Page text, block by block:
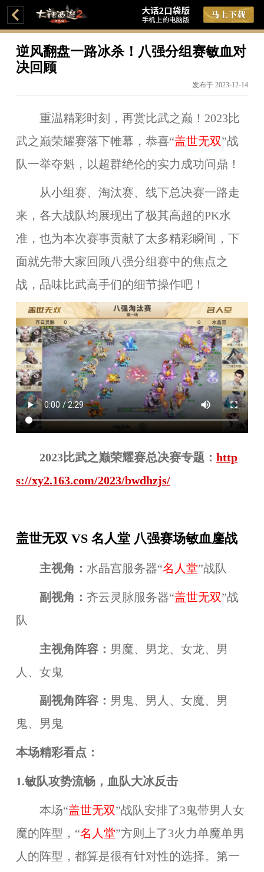
逆风翻盘一路冰杀！八强分组赛敏血对
决回顾
发布于 2023-12-14
重温精彩时刻，再赏比武之巅！2023比
武之巅荣耀赛落下帷幕，恭喜“盖世无双”战
队一举夺魁，以超群绝伦的实力成功问鼎！
从小组赛、淘汰赛、线下总决赛一路走
来，各大战队均展现出了极其高超的PK水
准，也为本次赛事贡献了太多精彩瞬间，下
面就先带大家回顾八强分组赛中的焦点之
战，品味比武高手们的细节操作吧！
2023比武之巅荣耀赛总决赛专题： http
s://xy2.163.com/2023/bwdhzjs/
盖世无双 VS 名人堂 八强赛场敏血鏖战
主视角： 水晶宫服务器“名人堂”战队
副视角： 齐云灵脉服务器“盖世无双”战
队
主视角阵容： 男魔、男龙、女龙、男
人、女鬼
副视角阵容： 男鬼、男人、女魔、男
鬼、男鬼
本场精彩看点：
1.敏队攻势流畅，血队大冰反击
本场“盖世无双”战队安排了3鬼带男人女
魔的阵型，“名人堂”方则上了3火力单魔单男
人的阵型，都算是很有针对性的选择。第一